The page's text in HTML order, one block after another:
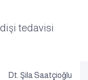
tedavisi
Dt. Şila Saatçioğlu